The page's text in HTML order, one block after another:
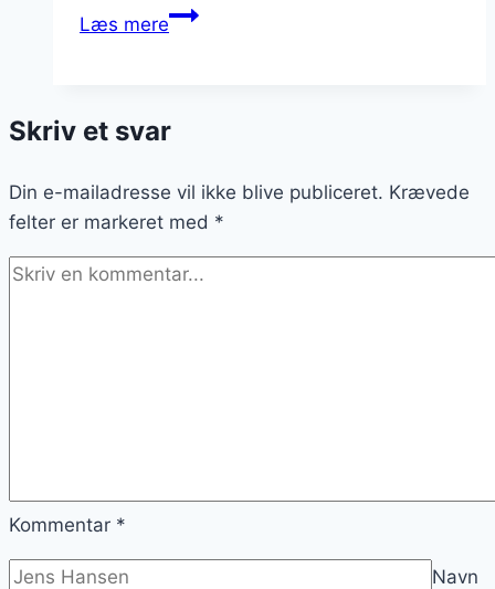
Læs mereBrændende
kartoffel
bacon
Skriv et svar
Din e-mailadresse vil ikke blive publiceret. Krævede
felter er markeret med *
Kommentar *
Navn